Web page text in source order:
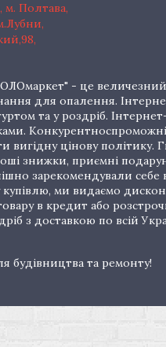
м. Полтава,
- це величезний
для опалення.
та у роздріб.
Конкурентноспроможні
цінову політику.
знижки, приємні
зарекомендували
ми видаємо
в кредит або
з доставкою по всій
будівництва та ремонту!